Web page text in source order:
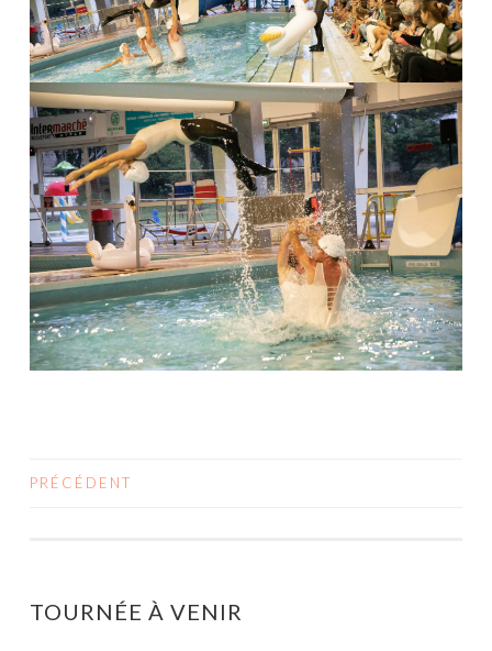
NAVIGATION
PRÉCÉDENT
TOURNÉE À VENIR